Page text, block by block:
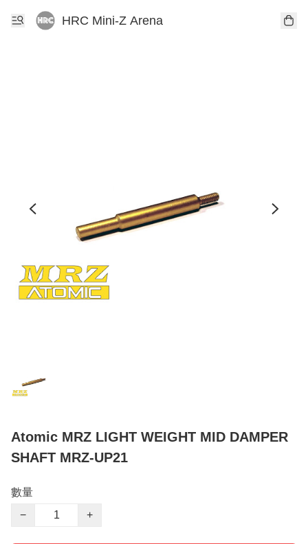
HRC Mini-Z Arena
Atomic MRZ LIGHT WEIGHT MID DAMPER
SHAFT MRZ-UP21
數量
−
+